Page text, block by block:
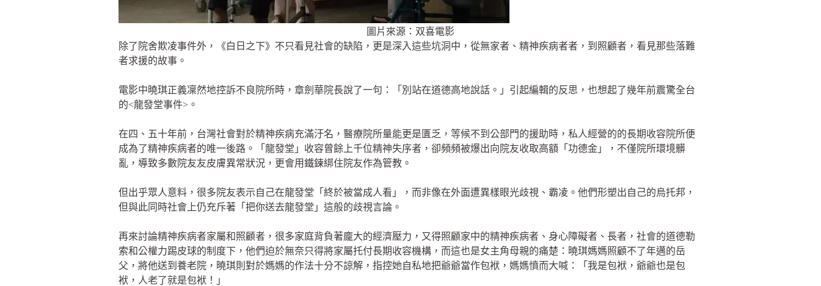
圖片來源：双喜電影
除了院舍欺凌事件外，《白日之下》不只看見社會的缺陷，更是深入這些坑洞中，從無家者、精神疾病者者，到照顧者，看見那些落難
者求援的故事。
電影中曉琪正義凜然地控訴不良院所時，章劍華院長說了一句：「別站在道德高地說話。」引起編輯的反思，也想起了幾年前震驚全台
的<龍發堂事件>。
在四、五十年前，台灣社會對於精神疾病充滿汙名，醫療院所量能更是匱乏，等候不到公部門的援助時，私人經營的的長期收容院所便
成為了精神疾病者的唯一後路。「龍發堂」收容曾餘上千位精神失序者，卻頻頻被爆出向院友收取高額「功德金」，不僅院所環境髒
亂，導致多數院友友皮膚異常狀況，更會用鐵鍊綁住院友作為管教。
但出乎眾人意料，很多院友表示自己在龍發堂「終於被當成人看」，而非像在外面遭異樣眼光歧視、霸凌。他們形塑出自己的烏托邦，
但與此同時社會上仍充斥著「把你送去龍發堂」這般的歧視言論。
再來討論精神疾病者家屬和照顧者，很多家庭背負著龐大的經濟壓力，又得照顧家中的精神疾病者、身心障礙者、長者，社會的道德勒
索和公權力踢皮球的制度下，他們迫於無奈只得將家屬托付長期收容機構，而這也是女主角母親的痛楚：曉琪媽媽照顧不了年邁的岳
父，將他送到養老院，曉琪則對於媽媽的作法十分不諒解，指控她自私地把爺爺當作包袱，媽媽憤而大喊：「我是包袱，爺爺也是包
袱，人老了就是包袱！」